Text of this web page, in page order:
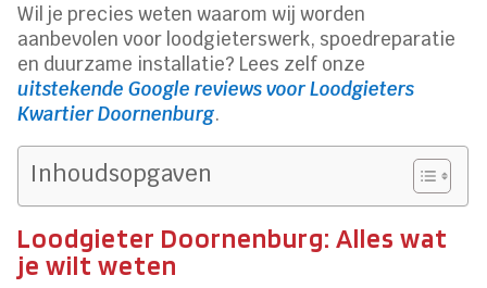
Wil je precies weten waarom wij worden
aanbevolen voor loodgieterswerk, spoedreparatie
en duurzame installatie? Lees zelf onze
uitstekende Google reviews voor Loodgieters
Kwartier Doornenburg.
Inhoudsopgaven
Loodgieter Doornenburg: Alles wat
je wilt weten